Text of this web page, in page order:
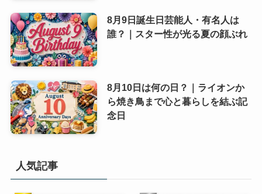
8月9日誕生日芸能人・有名人は
誰？｜スター性が光る夏の顔ぶれ
8月10日は何の日？｜ライオンか
ら焼き鳥まで心と暮らしを結ぶ記
念日
人気記事